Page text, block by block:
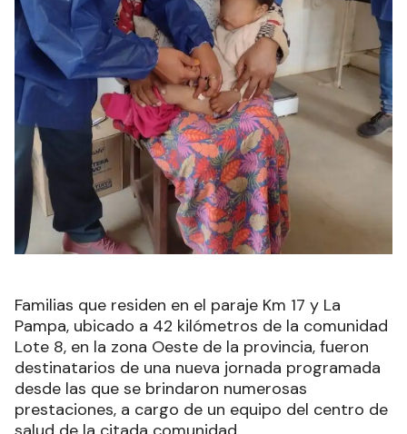
Familias que residen en el paraje Km 17 y La
Pampa, ubicado a 42 kilómetros de la comunidad
Lote 8, en la zona Oeste de la provincia, fueron
destinatarios de una nueva jornada programada
desde las que se brindaron numerosas
prestaciones, a cargo de un equipo del centro de